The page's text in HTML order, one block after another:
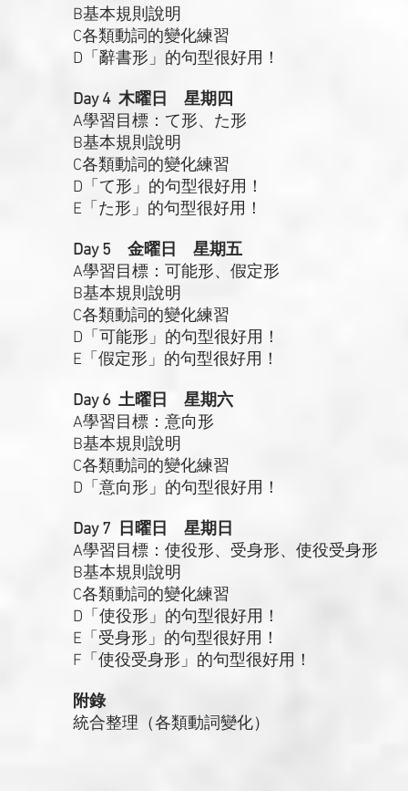
B基本規則說明
C各類動詞的變化練習
D「辭書形」的句型很好用！
Day 4 木曜日 星期四
A學習目標：て形、た形
B基本規則說明
C各類動詞的變化練習
D「て形」的句型很好用！
E「た形」的句型很好用！
Day 5 金曜日 星期五
A學習目標：可能形、假定形
B基本規則說明
C各類動詞的變化練習
D「可能形」的句型很好用！
E「假定形」的句型很好用！
Day 6 土曜日 星期六
A學習目標：意向形
B基本規則說明
C各類動詞的變化練習
D「意向形」的句型很好用！
Day 7 日曜日 星期日
A學習目標：使役形、受身形、使役受身形
B基本規則說明
C各類動詞的變化練習
D「使役形」的句型很好用！
E「受身形」的句型很好用！
F「使役受身形」的句型很好用！
附錄
統合整理（各類動詞變化）